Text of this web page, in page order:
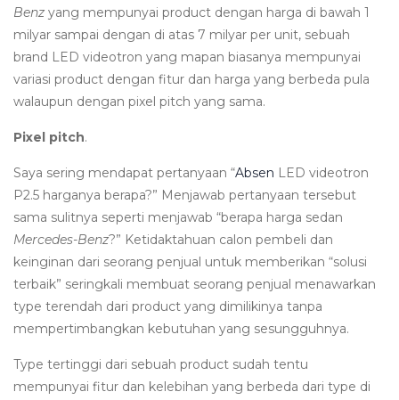
Benz yang mempunyai product dengan harga di bawah 1
milyar sampai dengan di atas 7 milyar per unit, sebuah
brand LED videotron yang mapan biasanya mempunyai
variasi product dengan fitur dan harga yang berbeda pula
walaupun dengan pixel pitch yang sama.
Pixel pitch.
Saya sering mendapat pertanyaan “Absen LED videotron
P2.5 harganya berapa?” Menjawab pertanyaan tersebut
sama sulitnya seperti menjawab “berapa harga sedan
Mercedes-Benz?” Ketidaktahuan calon pembeli dan
keinginan dari seorang penjual untuk memberikan “solusi
terbaik” seringkali membuat seorang penjual menawarkan
type terendah dari product yang dimilikinya tanpa
mempertimbangkan kebutuhan yang sesungguhnya.
Type tertinggi dari sebuah product sudah tentu
mempunyai fitur dan kelebihan yang berbeda dari type di